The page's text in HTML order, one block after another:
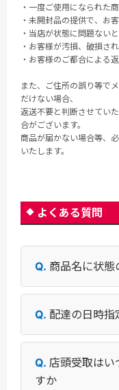
・一度ご使用になられた
・未開封品の提供で、お
・当店が状態に問題ない
・お客様が汚損、破損さ
・お客様のご都合による
また、ご住所の誤り等で
だけない場合、
返送不要と判断させてい
合がございます。
商品が届かない場合等、
いたします。
よくある質問
商品名に状態
配達の日時指
店頭受取はい
すか